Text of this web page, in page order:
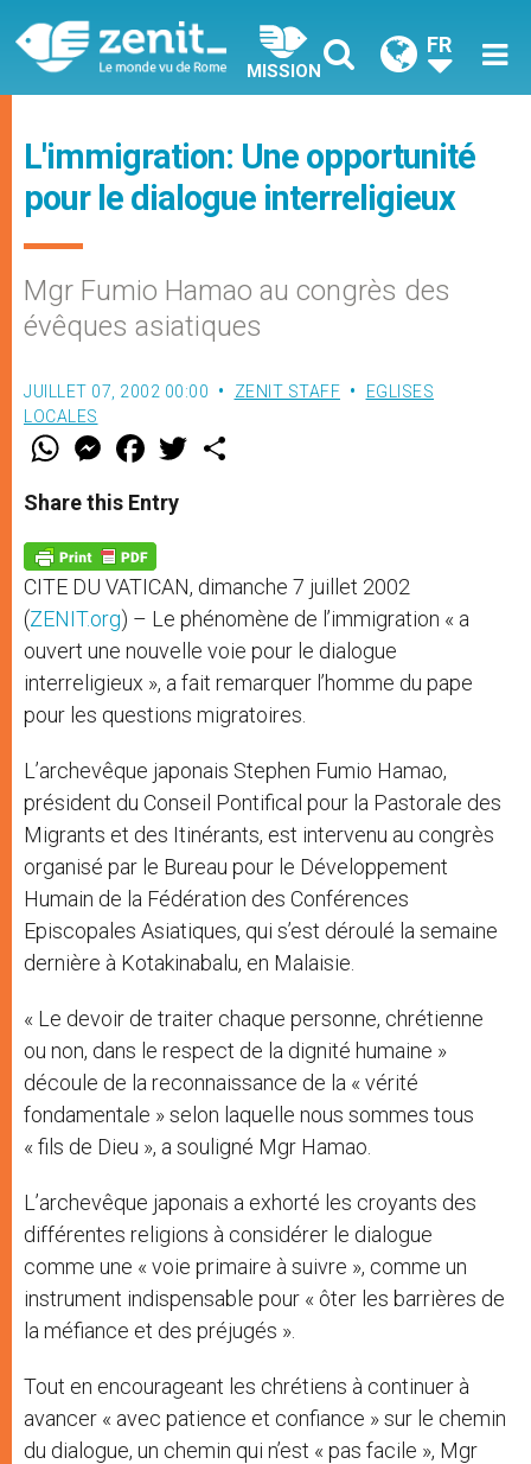
MISSION
FR
L'immigration: Une opportunité
pour le dialogue interreligieux
Mgr Fumio Hamao au congrès des
évêques asiatiques
JUILLET 07, 2002 00:00 ZENIT STAFF
EGLISES
LOCALES
W
t
s
p
p
M
e
s
e
g
e
r
F
a
e
b
o
k
w
Share this Entry
CITE DU VATICAN, dimanche 7 juillet 2002
(ZENIT.org) – Le phénomène de l’immigration « a
ouvert une nouvelle voie pour le dialogue
interreligieux », a fait remarquer l’homme du pape
pour les questions migratoires.
L’archevêque japonais Stephen Fumio Hamao,
président du Conseil Pontifical pour la Pastorale des
Migrants et des Itinérants, est intervenu au congrès
organisé par le Bureau pour le Développement
Humain de la Fédération des Conférences
Episcopales Asiatiques, qui s’est déroulé la semaine
dernière à Kotakinabalu, en Malaisie.
« Le devoir de traiter chaque personne, chrétienne
ou non, dans le respect de la dignité humaine »
découle de la reconnaissance de la « vérité
fondamentale » selon laquelle nous sommes tous
« fils de Dieu », a souligné Mgr Hamao.
L’archevêque japonais a exhorté les croyants des
différentes religions à considérer le dialogue
comme une « voie primaire à suivre », comme un
instrument indispensable pour « ôter les barrières de
la méfiance et des préjugés ».
Tout en encourageant les chrétiens à continuer à
avancer « avec patience et confiance » sur le chemin
du dialogue, un chemin qui n’est « pas facile », Mgr